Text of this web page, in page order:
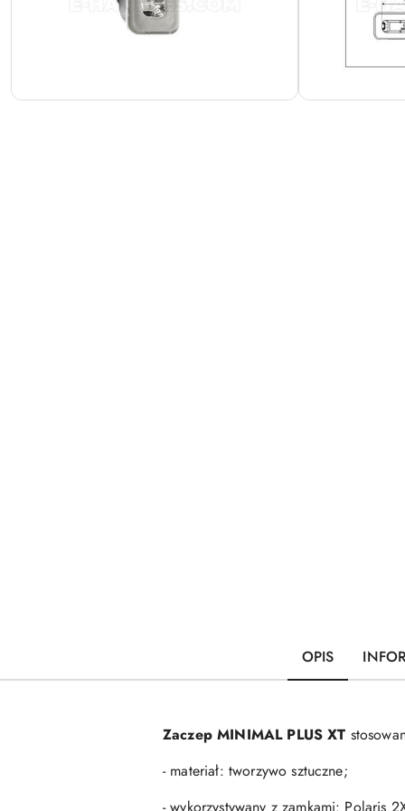
OPIS
Zaczep MINIMAL PLUS XT
- materiał: tworzywo sztuczne;